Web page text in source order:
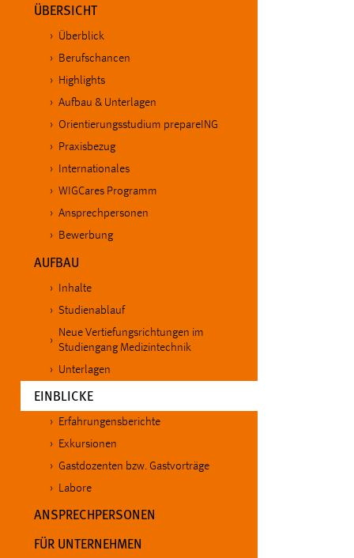
ÜBERSICHT
Überblick
Berufschancen
Highlights
Aufbau & Unterlagen
Orientierungsstudium prepareING
Praxisbezug
Internationales
WIGCares Programm
Ansprechpersonen
Bewerbung
AUFBAU
Inhalte
Studienablauf
Neue Vertiefungsrichtungen im
Studiengang Medizintechnik
Unterlagen
EINBLICKE(CURRENT)
Erfahrungensberichte
Exkursionen
Gastdozenten bzw. Gastvorträge
Labore
ANSPRECHPERSONEN
FÜR UNTERNEHMEN
hinweg verfolgen.
Google Ads
Name:
Anbieter:
Zweck:
Cookie Laufzeit:
Facebook Pixel
Name:
Anbieter:
Zweck:
Cookie Laufzeit: 3 Monate
EXTERNE MEDIEN
externen Medien Cookies gesetzt.
YouTube